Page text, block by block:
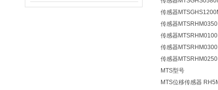
传感器
传感器
传感器
传感器
传感器
MTS型号
MTS位移传感器